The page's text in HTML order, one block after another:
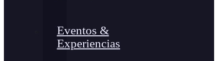
Eventos &
Experiencias